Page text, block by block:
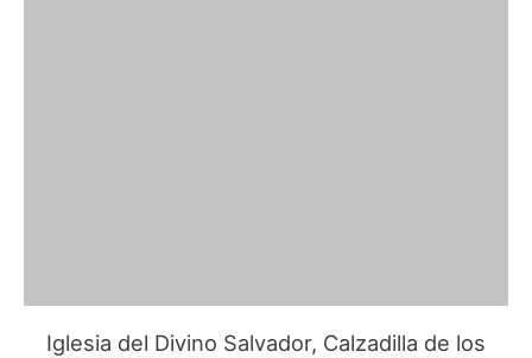
Iglesia del Divino Salvador, Calzadilla de los